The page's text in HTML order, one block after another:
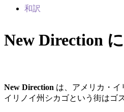
和訳
New Direction
New Direction は、アメリカ・イ
イリノイ州シカゴという街はゴ